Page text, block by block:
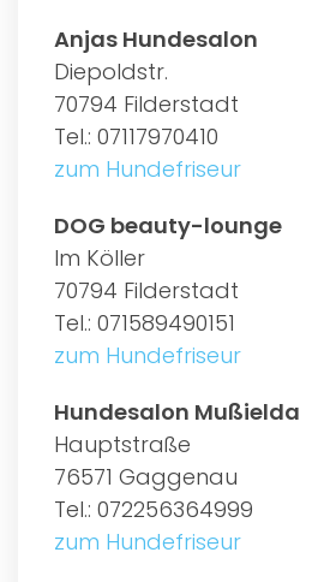
Anjas Hundesalon
Diepoldstr.
70794 Filderstadt
Tel.: 07117970410
zum Hundefriseur
DOG beauty-lounge
Im Köller
70794 Filderstadt
Tel.: 071589490151
zum Hundefriseur
Hundesalon Mußielda
Hauptstraße
76571 Gaggenau
Tel.: 072256364999
zum Hundefriseur